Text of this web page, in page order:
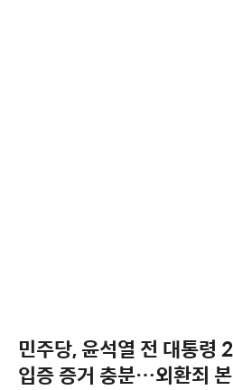
민주당, 윤석열 전 대통령
입증 증거 충분…외환죄